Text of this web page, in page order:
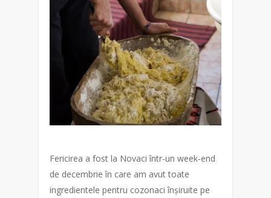
Fericirea a fost la Novaci într-un week-end
de decembrie în care am avut toate
ingredientele pentru cozonaci înșiruite pe